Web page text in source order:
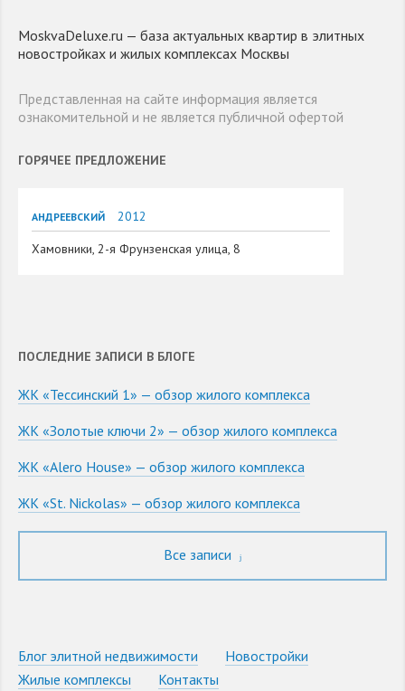
MoskvaDeluxe.ru — база актуальных квартир в элитных
новостройках и жилых комплексах Москвы
Представленная на сайте информация является
ознакомительной и не является публичной офертой
ГОРЯЧЕЕ ПРЕДЛОЖЕНИЕ
АНДРЕЕВСКИЙ
2012
Хамовники, 2-я Фрунзенская улица, 8
ПОСЛЕДНИЕ ЗАПИСИ В БЛОГЕ
ЖК «Тессинский 1» — обзор жилого комплекса
ЖК «Золотые ключи 2» — обзор жилого комплекса
ЖК «Alero House» — обзор жилого комплекса
ЖК «St. Nickolas» — обзор жилого комплекса
Все записи
Блог элитной недвижимости
Новостройки
Жилые комплексы
Контакты